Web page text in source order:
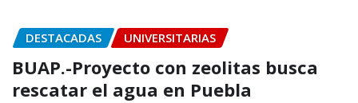
DESTACADAS UNIVERSITARIAS
BUAP.-Proyecto con zeolitas busca
rescatar el agua en Puebla